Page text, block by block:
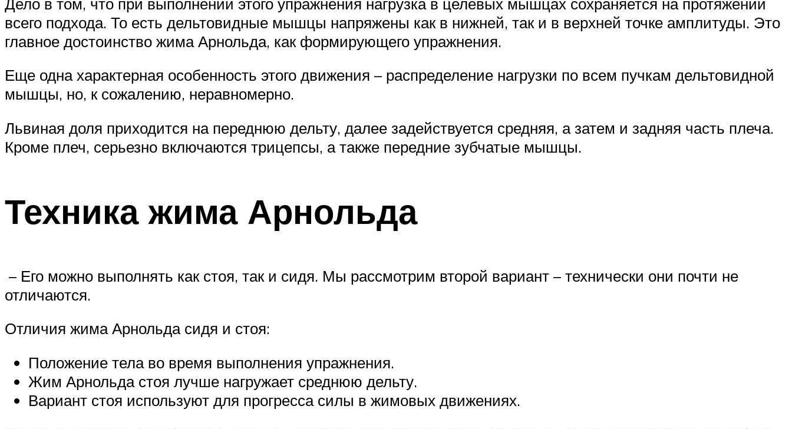
всего подхода. То есть дельтовидные мышцы напряжены как в нижней, так и в верхней точке амплитуды. Это
главное достоинство жима Арнольда, как формирующего упражнения.
Еще одна характерная особенность этого движения – распределение нагрузки по всем пучкам дельтовидной
мышцы, но, к сожалению, неравномерно.
Львиная доля приходится на переднюю дельту, далее задействуется средняя, а затем и задняя часть плеча.
Кроме плеч, серьезно включаются трицепсы, а также передние зубчатые мышцы.
Техника жима Арнольда
– Его можно выполнять как стоя, так и сидя. Мы рассмотрим второй вариант – технически они почти не
отличаются.
Отличия жима Арнольда сидя и стоя:
Положение тела во время выполнения упражнения.
Жим Арнольда стоя лучше нагружает среднюю дельту.
Вариант стоя используют для прогресса силы в жимовых движениях.